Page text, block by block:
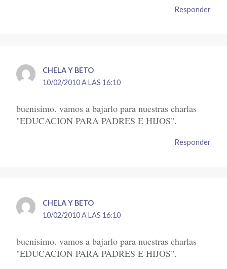
Responder
CHELA Y BETO
10/02/2010 A LAS 16:10
buenisimo. vamos a bajarlo para nuestras charlas
"EDUCACION PARA PADRES E HIJOS".
Responder
CHELA Y BETO
10/02/2010 A LAS 16:10
buenisimo. vamos a bajarlo para nuestras charlas
"EDUCACION PARA PADRES E HIJOS".